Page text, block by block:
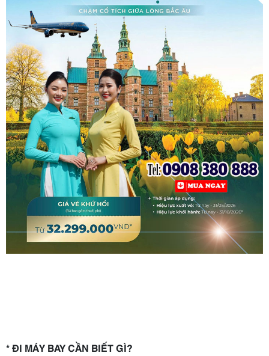
* ĐI MÁY BAY CẦN BIẾT GÌ?